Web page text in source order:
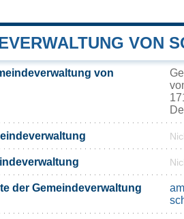
VON
von
der Gemeindeverwaltung